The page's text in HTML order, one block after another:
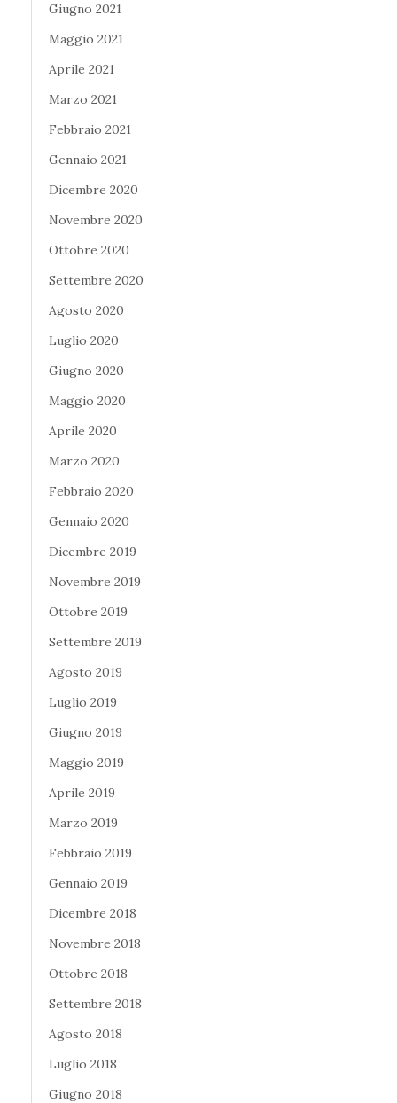
Giugno 2021
Maggio 2021
Aprile 2021
Marzo 2021
Febbraio 2021
Gennaio 2021
Dicembre 2020
Novembre 2020
Ottobre 2020
Settembre 2020
Agosto 2020
Luglio 2020
Giugno 2020
Maggio 2020
Aprile 2020
Marzo 2020
Febbraio 2020
Gennaio 2020
Dicembre 2019
Novembre 2019
Ottobre 2019
Settembre 2019
Agosto 2019
Luglio 2019
Giugno 2019
Maggio 2019
Aprile 2019
Marzo 2019
Febbraio 2019
Gennaio 2019
Dicembre 2018
Novembre 2018
Ottobre 2018
Settembre 2018
Agosto 2018
Luglio 2018
Giugno 2018